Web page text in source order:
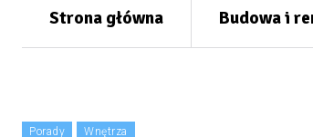
Strona główna Budowa i
Porady Wnętrza